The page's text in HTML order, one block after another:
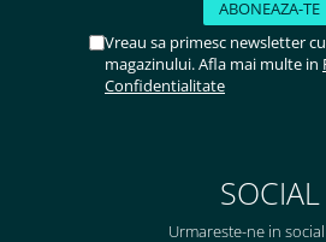
Vreau sa primesc newsletter
magazinului. Afla mai multe in
Confidentialitate
SOCIAL
Urmareste-ne in